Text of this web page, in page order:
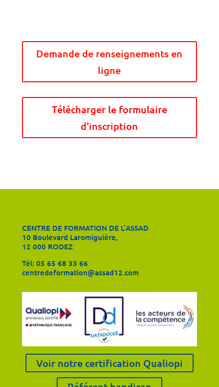
Demande de renseignements en
ligne
Télécharger le formulaire
d'inscription
CENTRE DE FORMATION DE L’ASSAD
10 Boulevard Laromiguière,
12 000 RODEZ
Tél: 05 65 68 33 66
centredeformation@assad12.com
Voir notre certification Qualiopi